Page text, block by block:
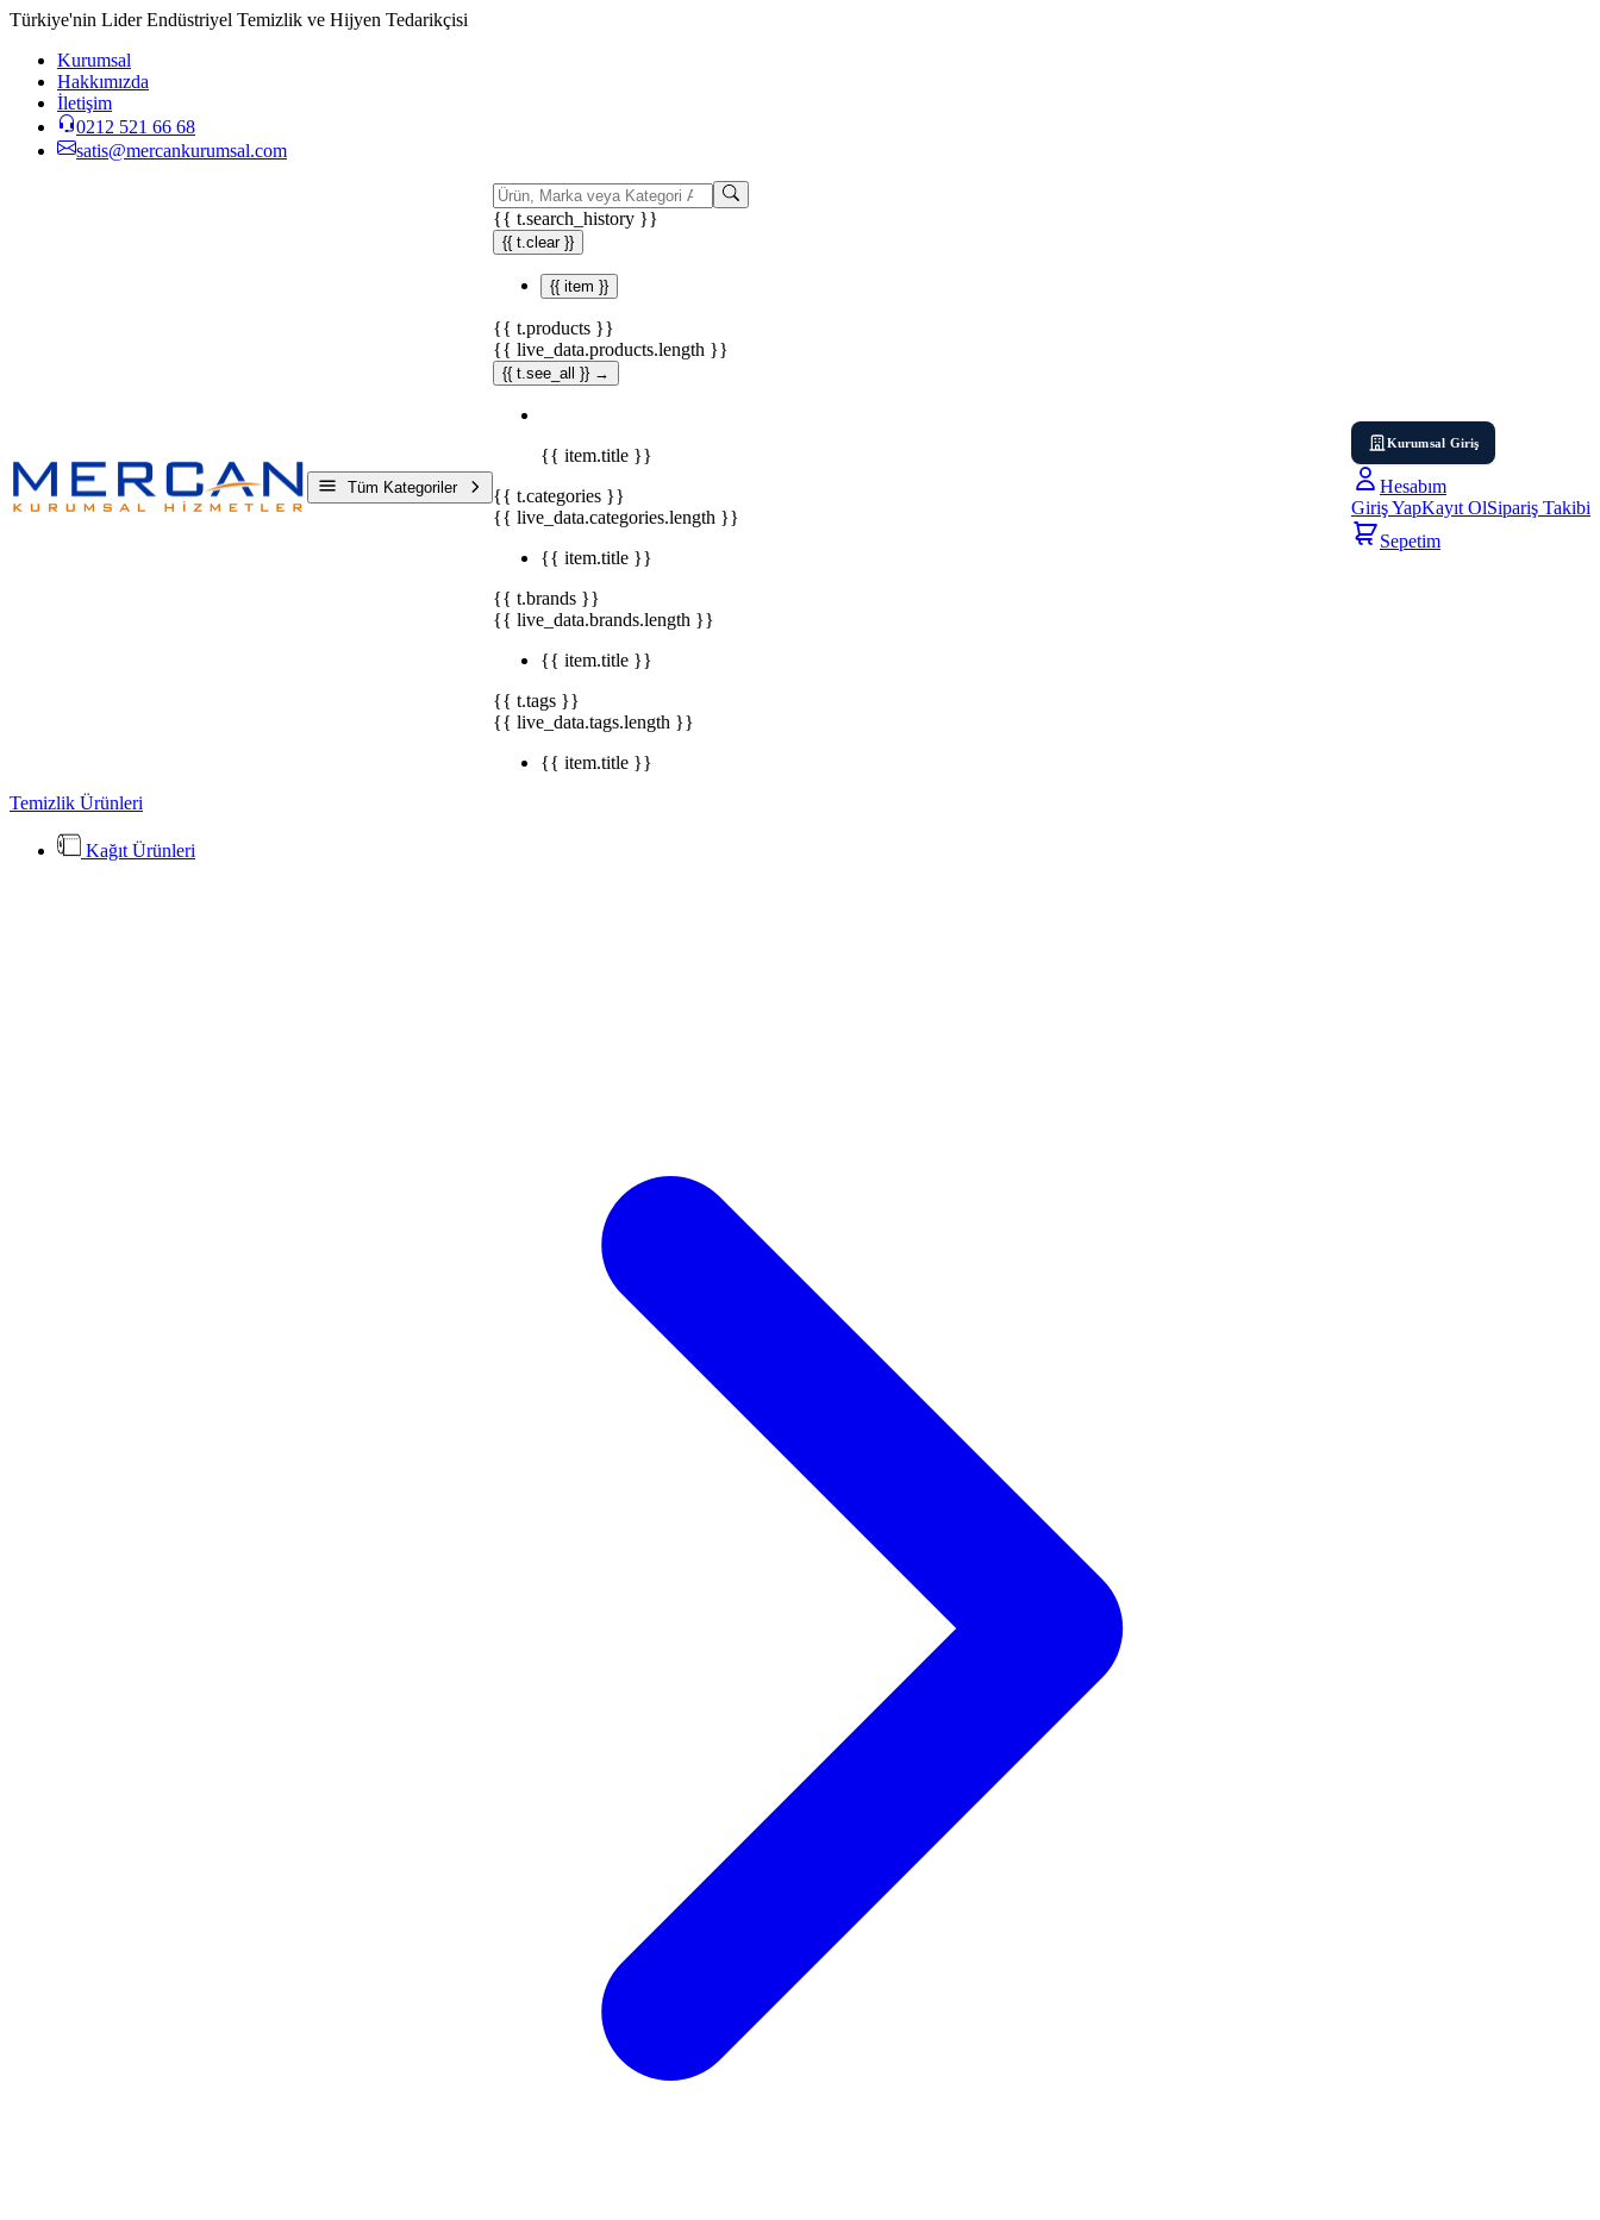
Türkiye'nin Lider Endüstriyel Temizlik ve Hijyen Tedarikçisi
Kurumsal
Hakkımızda
İletişim
0212 521 66 68
satis@mercankurumsal.com
Tüm Kategoriler
{{ t.search_history }}
{{ t.clear }}
{{ item }}
{{ t.products }}
{{ live_data.products.length }}
{{ t.see_all }} →
{{ item.title }}
{{ t.categories }}
{{ live_data.categories.length }}
{{ item.title }}
{{ t.brands }}
{{ live_data.brands.length }}
{{ item.title }}
{{ t.tags }}
{{ live_data.tags.length }}
{{ item.title }}
Kurumsal Giriş
Hesabım
Giriş YapKayıt OlSipariş Takibi
Sepetim
Temizlik Ürünleri
Kağıt Ürünleri